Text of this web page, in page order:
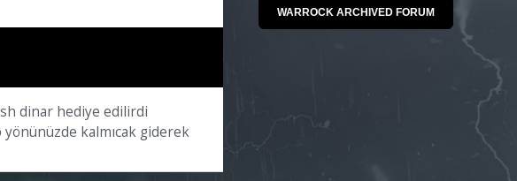
dinar hediye edilirdi
yönünüzde kalmıcak giderek
WARROCK ARCHIVED FORUM